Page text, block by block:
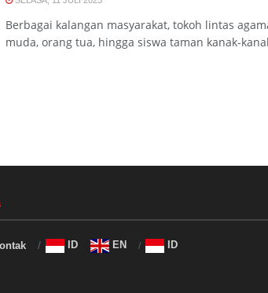
Berbagai kalangan masyarakat, tokoh lintas
muda, orang tua, hingga siswa taman kanak-
ID EN ID